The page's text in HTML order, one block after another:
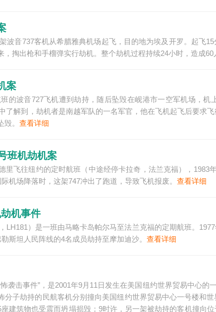
波音737客机从希腊雅典机场起飞，目的地为埃及开罗。起飞
，掏出枪和手榴弹实行劫机。整个劫机过程持续24小时，造成60
案
的波音727飞机遭到劫持，随后坠毁在岘港市一空军机场，机
了解到，劫机者是南越军队的一名军官，他在飞机起飞后要求
。 查看详细
班机劫机案
里飞往纽约的定时航班（中途经停卡拉奇，法兰克福），1983
机场降落时，这架747冲出了跑道，导致飞机报废。 查看详细
机事件
LH181）是一班由马略卡岛帕尔马至法兰克福的定期航班。
斯坦人民阵线的4名成员劫持至摩加迪沙。 查看详细
怖袭击事件”，是2001年9月11日发生在美国纽约世界贸易中心
分子劫持的民航客机分别撞向美国纽约世界贸易中心一号楼和
建筑物也受震而坍塌损毁；9时许，另一架被劫持的客机撞向